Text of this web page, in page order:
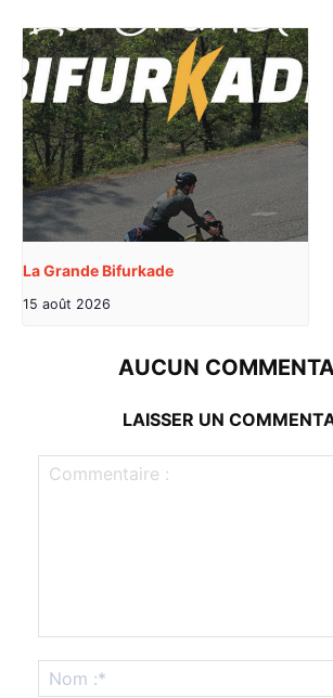
La Grande Bifurkade
15 août 2026
AUCUN
LAISSER UN